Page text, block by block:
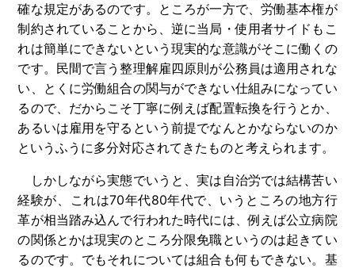
確な規定があるのです。ところが一方で、労働基本権が
制約されていることから、逆に当局・使用者サイドもこ
れは簡単にできないという現実的な意識がそこに働くの
です。民間で言う整理解雇四原則が公務員は適用されな
い、とくに労働組合の関与ができない仕組みになってい
るので、だからこそ丁寧に例えば配置転換を行うとか、
あるいは雇用を守るという前提でなんとかならないのか
というふうに多分対応されてきたものと考えられます。
しかしながら実態でいうと、実は自治労では結構苦い
経験が、これは70年代80年代で、いうところの地方行
革が相当踏み込んで行われた時代には、例えば公立病院
の関係とかは現実のところ分限免職というのは起きてい
るのです。でもそれについては組合も何もできない。基